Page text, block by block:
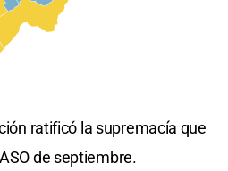
ratificó la supremacía que
de septiembre.